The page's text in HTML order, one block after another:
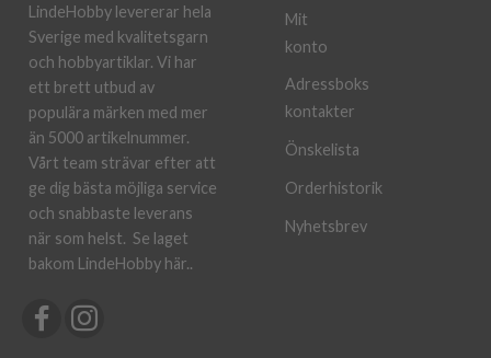
LindeHobby levererar hela
Sverige med kvalitetsgarn
och hobbyartiklar. Vi har
ett brett utbud av
populära märken med mer
än 5000 artikelnummer.
Vårt team strävar efter att
ge dig bästa möjliga service
och snabbaste leverans
när som helst. Se laget
bakom LindeHobby här..
Mit
konto
Adressboks
kontakter
Önskelista
Orderhistorik
Nyhetsbrev